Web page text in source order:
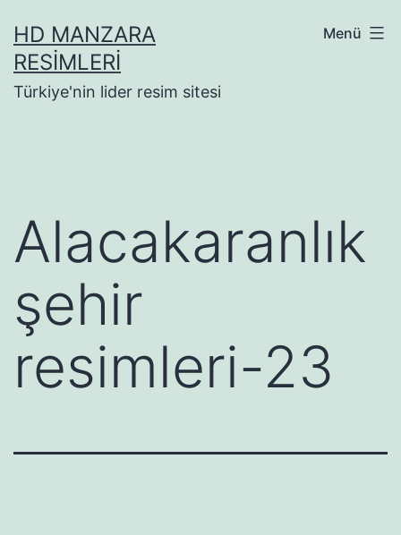
geçHD MANZARA
RESIMLERI
Türkiye'nin lider resim sitesi
Menü
Alacakaranlık
şehir
resimleri-23